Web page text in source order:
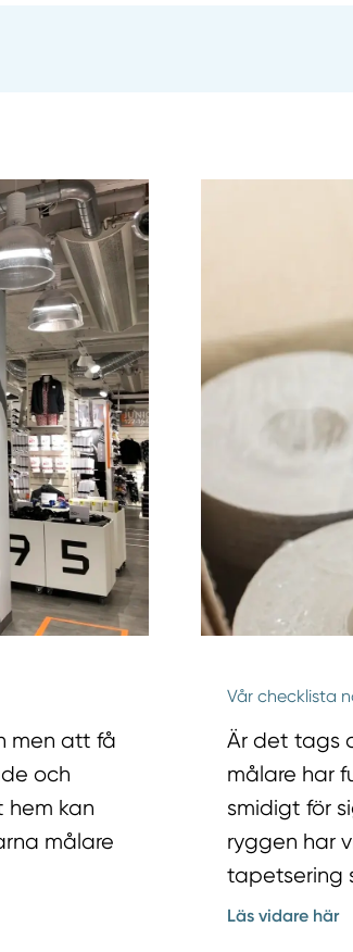
men att få
och
hem kan
målare
Vår checklista
Är det tags
målare har
smidigt för
ryggen har
tapetsering
Läs vidare här